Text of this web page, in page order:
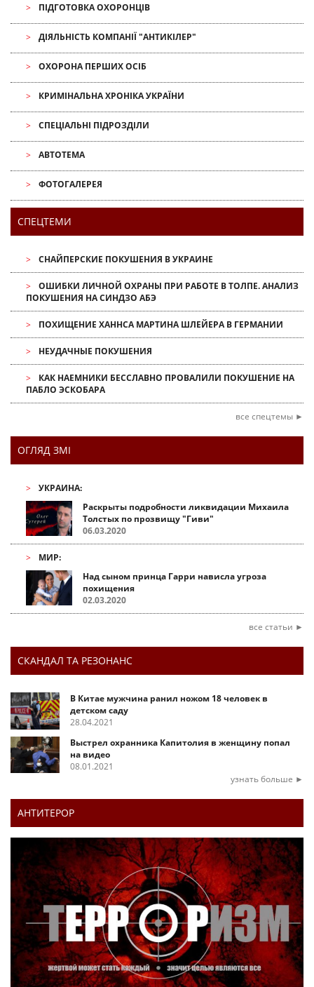
ПІДГОТОВКА ОХОРОНЦІВ
ДІЯЛЬНІСТЬ КОМПАНІЇ "АНТИКІЛЕР"
ОХОРОНА ПЕРШИХ ОСІБ
КРИМІНАЛЬНА ХРОНІКА УКРАЇНИ
СПЕЦІАЛЬНІ ПІДРОЗДІЛИ
АВТОТЕМА
ФОТОГАЛЕРЕЯ
СПЕЦТЕМИ
СНАЙПЕРСКИЕ ПОКУШЕНИЯ В УКРАИНЕ
ОШИБКИ ЛИЧНОЙ ОХРАНЫ ПРИ РАБОТЕ В ТОЛПЕ. АНАЛИЗ
ПОКУШЕНИЯ НА СИНДЗО АБЭ
ПОХИЩЕНИЕ ХАННСА МАРТИНА ШЛЕЙЕРА В ГЕРМАНИИ
НЕУДАЧНЫЕ ПОКУШЕНИЯ
КАК НАЕМНИКИ БЕССЛАВНО ПРОВАЛИЛИ ПОКУШЕНИЕ НА
ПАБЛО ЭСКОБАРА
все спецтемы ►
ОГЛЯД ЗМІ
УКРАИНА:
Раскрыты подробности ликвидации Михаила
Толстых по прозвищу "Гиви"
06.03.2020
МИР:
Над сыном принца Гарри нависла угроза
похищения
02.03.2020
все статьи ►
СКАНДАЛ ТА РЕЗОНАНС
В Китае мужчина ранил ножом 18 человек в
детском саду
28.04.2021
Выстрел охранника Капитолия в женщину попал
на видео
08.01.2021
узнать больше ►
АНТИТЕРОР